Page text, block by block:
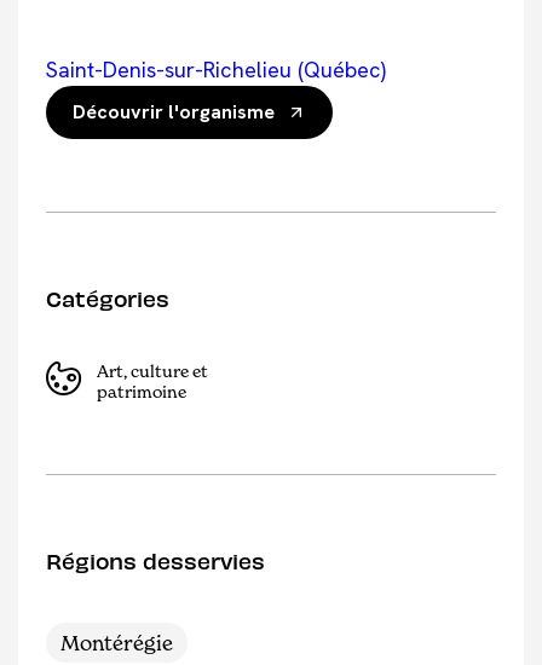
Saint-Denis-sur-Richelieu (Québec)
Découvrir l'organisme
Catégories
Art, culture et
patrimoine
Régions desservies
Montérégie